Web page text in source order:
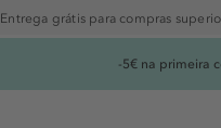
Entrega grátis para compras
-5€ na primeira